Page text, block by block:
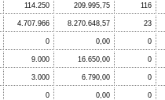
114.250 209.995,75 116
4.707.966 8.270.648,57 23
0 0,00 0
9.000 16.650,00 0
3.000 6.790,00 0
0 0,00 0